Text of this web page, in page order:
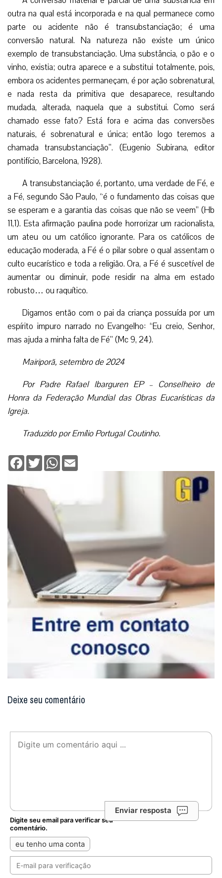
outra na qual está incorporada e na qual permanece como
parte ou acidente não é transubstanciação; é uma
conversão natural. Na natureza não existe um único
exemplo de transubstanciação. Uma substância, o pão e o
vinho, existia; outra aparece e a substitui totalmente, pois,
embora os acidentes permaneçam, é por ação sobrenatural,
e nada resta da primitiva que desaparece, resultando
mudada, alterada, naquela que a substitui. Como será
chamado esse fato? Está fora e acima das conversões
naturais, é sobrenatural e única; então logo teremos a
chamada transubstanciação”. (Eugenio Subirana, editor
pontifício, Barcelona, ​​1928).
A transubstanciação é, portanto, uma verdade de Fé, e
a Fé, segundo São Paulo, “é o fundamento das coisas que
se esperam e a garantia das coisas que não se veem” (Hb
11,1). Esta afirmação paulina pode horrorizar um racionalista,
um ateu ou um católico ignorante. Para os católicos de
educação moderada, a Fé é o pilar sobre o qual assentam o
culto eucarístico e toda a religião. Ora, a Fé é suscetível de
aumentar ou diminuir, pode residir na alma em estado
robusto… ou raquítico.
Digamos então com o pai da criança possuída por um
espírito impuro narrado no Evangelho: “Eu creio, Senhor,
mas ajuda a minha falta de Fé” (Mc 9, 24).
Mairiporã, setembro de 2024
Por Padre Rafael Ibarguren EP – Conselheiro de
Honra da Federação Mundial das Obras Eucarísticas da
Igreja.
Traduzido por Emílio Portugal Coutinho.
Facebook
TwitterWhatsApp
Deixe seu comentário
Enviar resposta
Digite seu email para verificar seu
comentário.
eu tenho uma conta